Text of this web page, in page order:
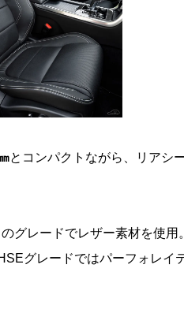
とコンパクトながら、リアシ
グレードでレザー素材を使
グレードではパーフォレイ